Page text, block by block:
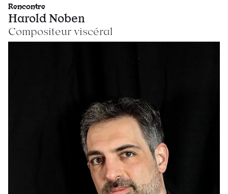
Rencontre
Harold Noben
Compositeur viscéral